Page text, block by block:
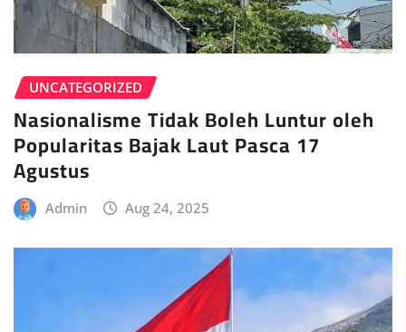
UNCATEGORIZED
Nasionalisme Tidak Boleh Luntur oleh
Popularitas Bajak Laut Pasca 17
Agustus
Admin Aug 24, 2025